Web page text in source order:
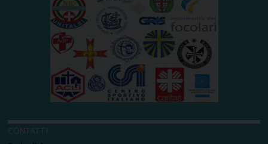
CONTATTI